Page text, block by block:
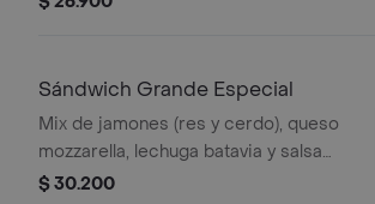
Sándwich Grande Especial
Mix de jamones (res y cerdo), queso
mozzarella, lechuga batavia y salsa
Qbano.
$ 30.200